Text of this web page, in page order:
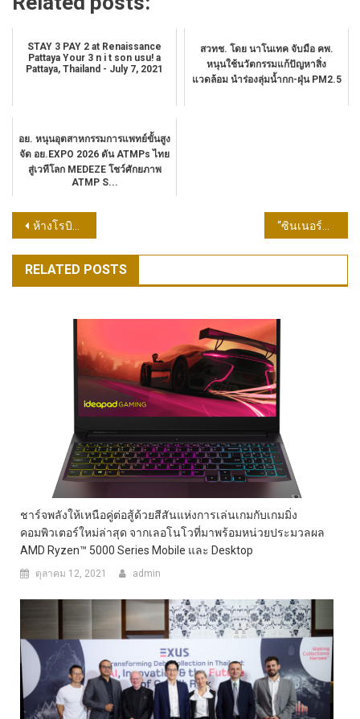
STAY 3 PAY 2 at Renaissance
Pattaya Your 3 n i t son usu! a
Pattaya, Thailand - July 7, 2021
​สวทช. โดย นาโนเทค จับมือ คพ.
หนุนใช้นวัตกรรมแก้ปัญหาสิ่ง
แวดล้อม นำร่องลุ่มน้ำกก-ฝุ่น PM2.5
อย. หนุนอุตสาหกรรมการแพทย์ขั้นสูง
จัด อย.EXPO 2026 ดัน ATMPs ไทย
สู่เวทีโลก MEDEZE โชว์ศักยภาพ
ATMP S...
แนะแนว
เรื่อง
ห้างโรบินสัน เปิดวาร์ป 10 ไอเท็มน่า CF! พร้อมดีลเด็ดสุดคุ้ม! ในแคมเปญ “ROBINSON MEGA PAYDAY” #ลดสะเทือนสิ้นเดือนต้องได้ช้อป
RELATED POSTS
ชาร์จพลังให้เหนือคู่ต่อสู้ด้วยสีสันแห่งการเล่นเกมกับเกมมิ่ง
คอมพิวเตอร์ใหม่ล่าสุด จากเลอโนโวที่มาพร้อมหน่วยประมวลผล
AMD Ryzen™ 5000 Series Mobile และ Desktop
ตุลาคม 12, 2021 admin